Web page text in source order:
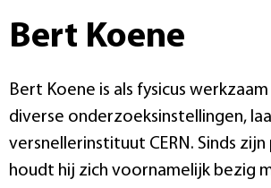
Bert Koene
Bert Koene is als fysicus
diverse onderzoeksinstellingen,
versnellerinstituut CERN. Sinds
houdt hij zich voornamelijk bezig